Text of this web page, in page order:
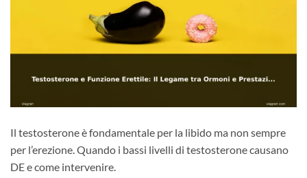
Il testosterone è fondamentale per la libido ma non sempre
per l’erezione. Quando i bassi livelli di testosterone causano
DE e come intervenire.